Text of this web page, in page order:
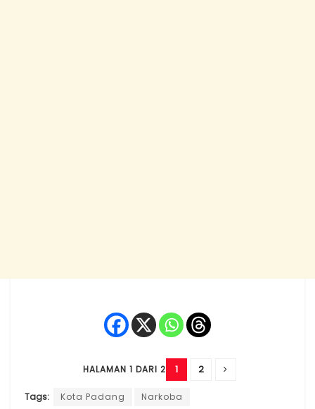
HALAMAN 1 DARI 2 1 2
Tags: Kota Padang Narkoba